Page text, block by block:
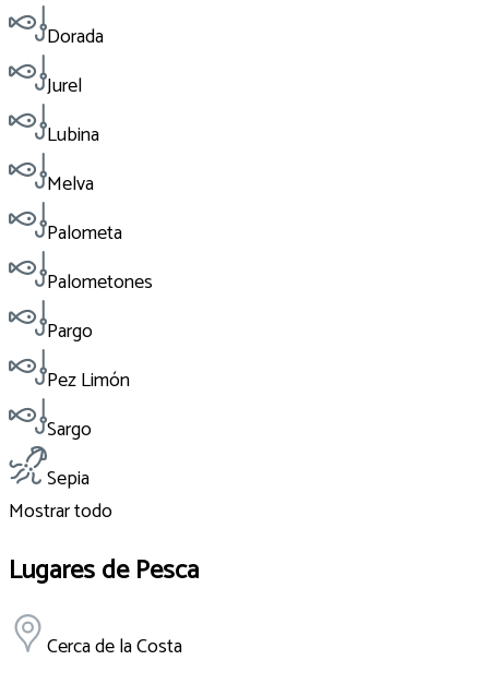
Dorada
Jurel
Lubina
Melva
Palometa
Palometones
Pargo
Pez Limón
Sargo
Sepia
Mostrar todo
Lugares de Pesca
Cerca de la Costa